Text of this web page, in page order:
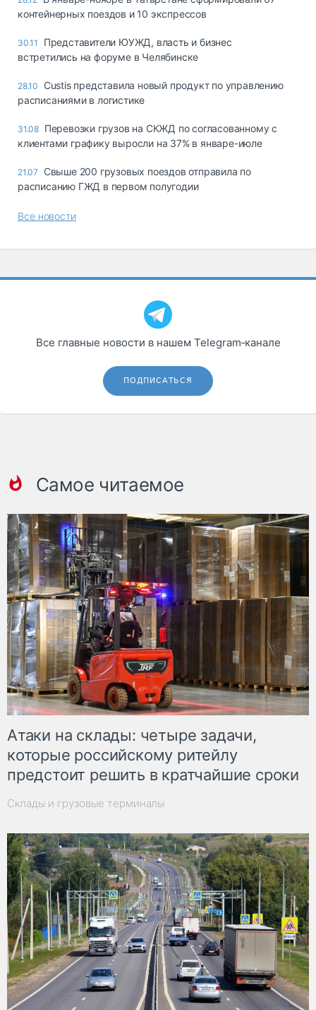
Топливо, масла и
контейнерных поездов и 10 экспрессов
30.11
Представители ЮУЖД, власть и бизнес
встретились на форуме в Челябинске
28.10
Custis представила новый продукт по управлению
расписаниями в логистике
31.08 Перевозки грузов на СКЖД по согласованному с
клиентами графику выросли на 37% в январе-июле
21.07
Свыше 200 грузовых поездов отправила по
расписанию ГЖД в первом полугодии
Все новости
Все главные новости в нашем Telegram‑канале
ПОДПИСАТЬСЯ
Самое читаемое
Атаки на склады: четыре задачи,
которые российскому ритейлу
предстоит решить в кратчайшие сроки
Склады и грузовые терминалы